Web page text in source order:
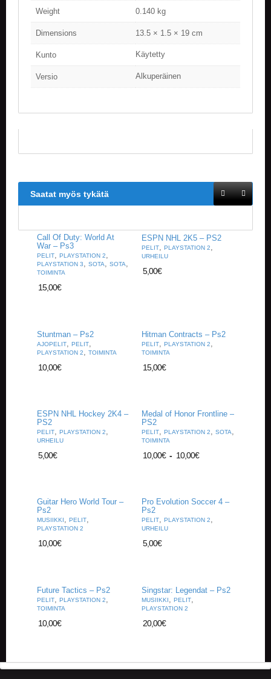
Weight 0.140 kg
Dimensions 13.5 × 1.5 × 19 cm
Kunto Käytetty
Versio Alkuperäinen
Saatat myös tykätä
Call Of Duty: World At
War – Ps3
PELIT, PLAYSTATION 2,
PLAYSTATION 3, SOTA, SOTA,
TOIMINTA
15,00€
ESPN NHL 2K5 – PS2
PELIT, PLAYSTATION 2,
URHEILU
5,00€
Stuntman – Ps2
AJOPELIT, PELIT,
PLAYSTATION 2, TOIMINTA
10,00€
Hitman Contracts – Ps2
PELIT, PLAYSTATION 2,
TOIMINTA
15,00€
ESPN NHL Hockey 2K4 –
PS2
PELIT, PLAYSTATION 2,
URHEILU
5,00€
Medal of Honor Frontline –
PS2
PELIT, PLAYSTATION 2, SOTA,
TOIMINTA
10,00€ - 10,00€
Guitar Hero World Tour –
Ps2
MUSIIKKI, PELIT,
PLAYSTATION 2
10,00€
Pro Evolution Soccer 4 –
Ps2
PELIT, PLAYSTATION 2,
URHEILU
5,00€
Future Tactics – Ps2
PELIT, PLAYSTATION 2,
TOIMINTA
10,00€
Singstar: Legendat – Ps2
MUSIIKKI, PELIT,
PLAYSTATION 2
20,00€